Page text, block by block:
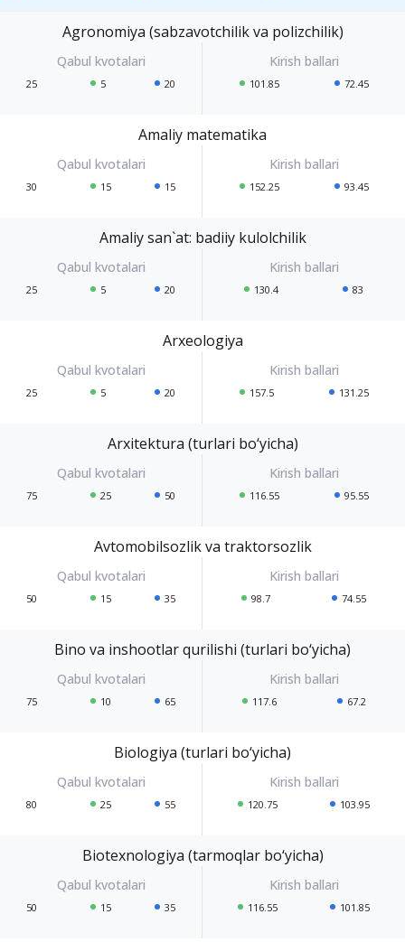
Agronomiya (sabzavotchilik va polizchilik)
25 5 20 101.85 72.45
Amaliy matematika
30 15 15 152.25 93.45
Amaliy san`at: badiiy kulolchilik
25 5 20 130.4 83
Arxeologiya
25 5 20 157.5 131.25
Arxitektura (turlari bo‘yicha)
75 25 50 116.55 95.55
Avtomobilsozlik va traktorsozlik
50 15 35 98.7 74.55
Bino va inshootlar qurilishi (turlari bo‘yicha)
75 10 65 117.6 67.2
Biologiya (turlari bo‘yicha)
80 25 55 120.75 103.95
Biotexnologiya (tarmoqlar bo‘yicha)
50 15 35 116.55 101.85